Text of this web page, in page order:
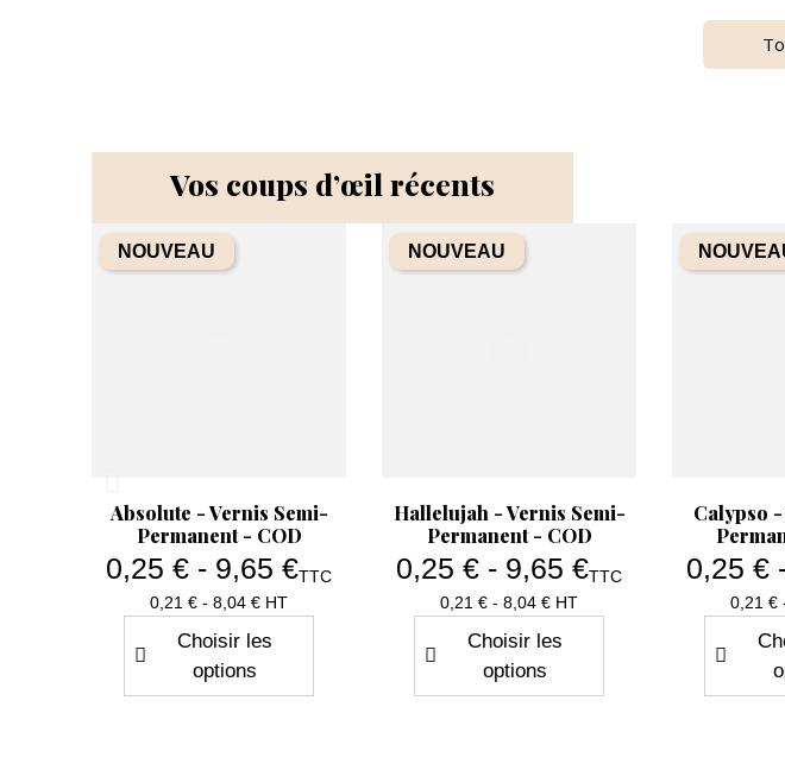
 Aperçu rapide  Aperçu rapide  Aperçu
-40%
Vos coups d’œil récents
 Aperçu rapide
Absolute - Vernis Semi-
Permanent - COD
Prix
0,25 € - 9,65 €TTC
0,21 € - 8,04 € HT
Choisir les
options
NOUVEAU
Aperçu rapide
Hallelujah - Vernis Semi-
Permanent - COD
Prix
0,25 € - 9,65 €TTC
0,21 € - 8,04 € HT
Choisir les
options
NOUVEAU
Calypso
0,25 €
0,21 €